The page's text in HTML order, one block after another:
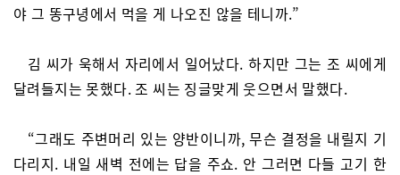
야 그 똥구녕에서 먹을 게 나오진 않을 테니까.”
김 씨가 욱해서 자리에서 일어났다. 하지만 그는 조 씨에게
달려들지는 못했다. 조 씨는 징글맞게 웃으면서 말했다.
“그래도 주변머리 있는 양반이니까, 무슨 결정을 내릴지 기
다리지. 내일 새벽 전에는 답을 주쇼. 안 그러면 다들 고기 한